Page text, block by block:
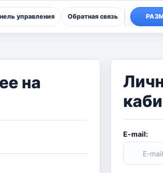
управления Обратная связь
на
E-mail: